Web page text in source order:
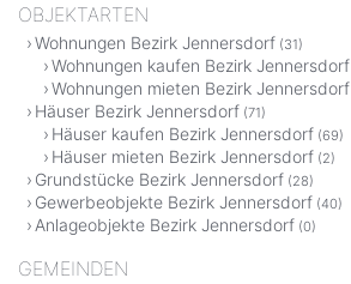
OBJEKTARTEN
Wohnungen Bezirk Jennersdorf (31)
Wohnungen kaufen Bezirk Jennersdorf
Wohnungen mieten Bezirk Jennersdorf
Häuser Bezirk Jennersdorf (71)
Häuser kaufen Bezirk Jennersdorf (69)
Häuser mieten Bezirk Jennersdorf (2)
Grundstücke Bezirk Jennersdorf (28)
Gewerbeobjekte Bezirk Jennersdorf (40)
Anlageobjekte Bezirk Jennersdorf (0)
GEMEINDEN